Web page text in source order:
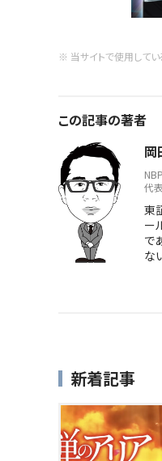
※ 当サイトで使用してい
この記事の著者
岡
NBP
代表
東
ー
で
な
新着記事